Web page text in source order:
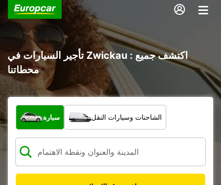
تأجير السيارات في Zwickau : اكتشف جميع
محطاتنا
ما نوع المركبة؟
سيارة الشاحنات وسيارات النقل